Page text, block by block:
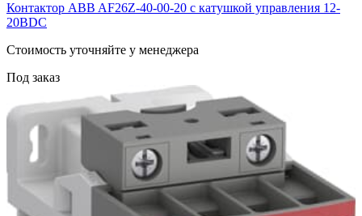
Контактор ABB AF26Z-40-00-20 с катушкой управления 12-
20BDC
Cтоимость уточняйте у менеджера
Под заказ